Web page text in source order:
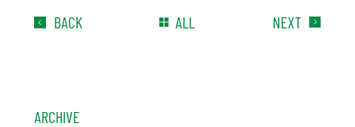
BACK ALL NEXT
ARCHIVE